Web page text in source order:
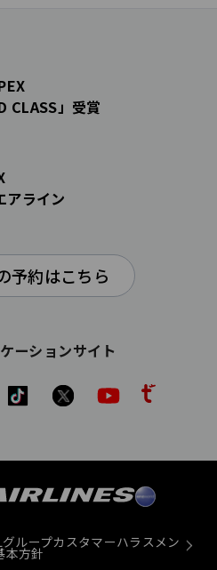
CLASS」受賞
アライン
予約はこちら
ーションサイト
ループカスタマーハラスメン
本方針